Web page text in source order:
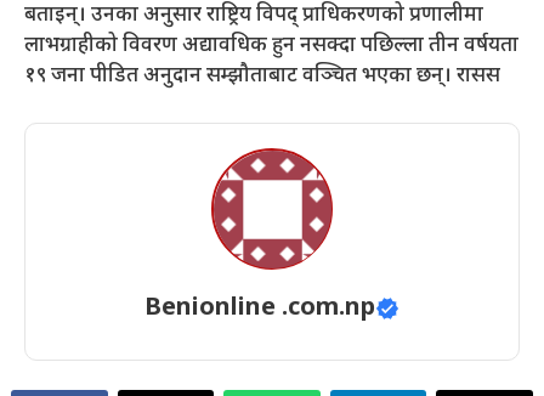
बताइन्। उनका अनुसार राष्ट्रिय विपद् प्राधिकरणको प्रणालीमा
लाभग्राहीको विवरण अद्यावधिक हुन नसक्दा पछिल्ला तीन वर्षयता
१९ जना पीडित अनुदान सम्झौताबाट वञ्चित भएका छन्। रासस
Benionline .com.np